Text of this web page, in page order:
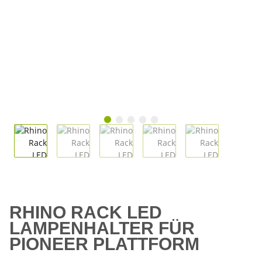
RHINO RACK LED
LAMPENHALTER FÜR
PIONEER PLATTFORM